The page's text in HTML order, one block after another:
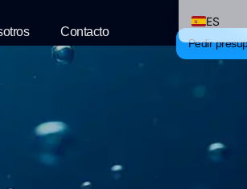
Contacto
Pedir
ES
PT